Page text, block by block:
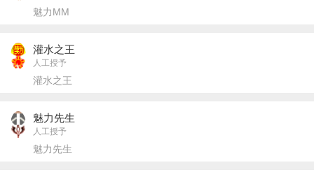
魅力MM
灌水之王
人工授予
灌水之王
魅力先生
人工授予
魅力先生